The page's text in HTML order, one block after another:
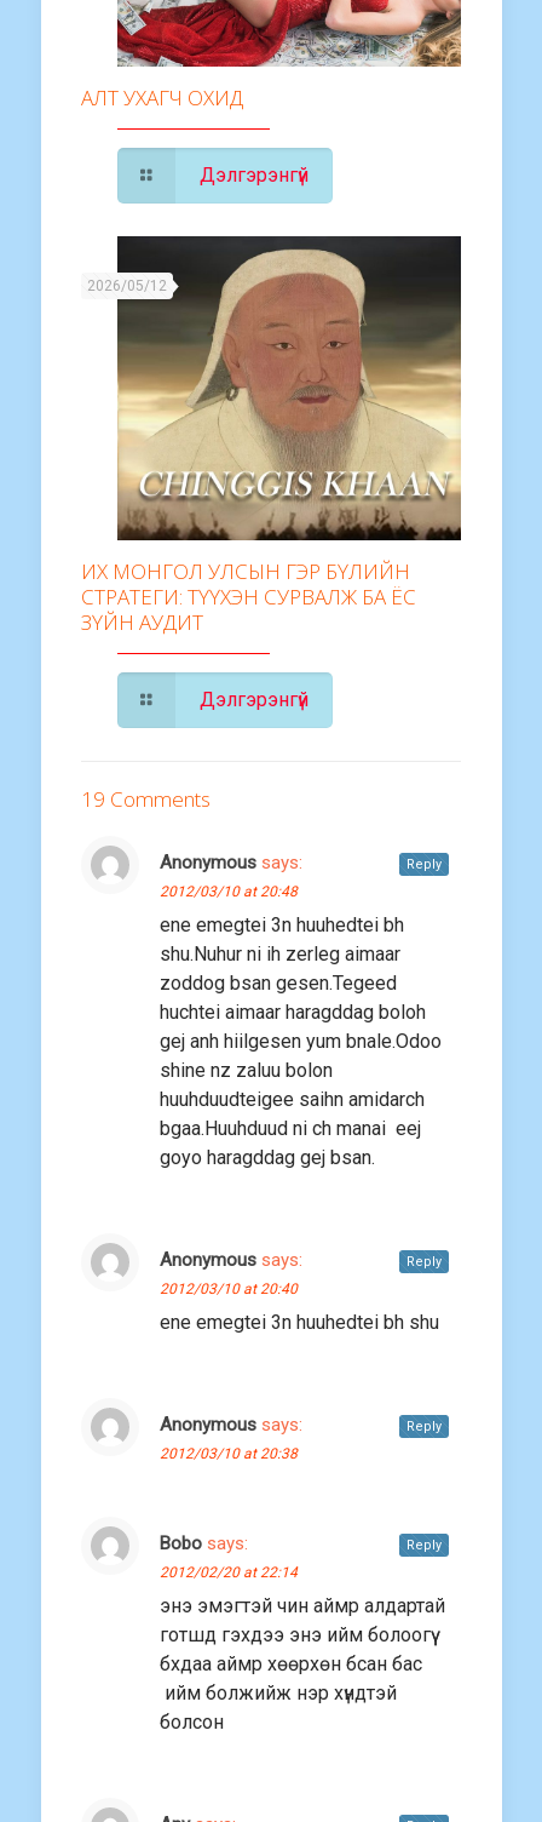
АЛТ УХАГЧ ОХИД
Дэлгэрэнгүй
2026/05/12
ИХ МОНГОЛ УЛСЫН ГЭР БҮЛИЙН
СТРАТЕГИ: ТҮҮХЭН СУРВАЛЖ БА ЁС
ЗҮЙН АУДИТ
Дэлгэрэнгүй
19 Comments
Anonymous says:
2012/03/10 at 20:48
ene emegtei 3n huuhedtei bh
shu.Nuhur ni ih zerleg aimaar
zoddog bsan gesen.Tegeed
huchtei aimaar haragddag boloh
gej anh hiilgesen yum bnale.Odoo
shine nz zaluu bolon
huuhduudteigee saihn amidarch
bgaa.Huuhduud ni ch manai eej
goyo haragddag gej bsan.
Reply
Anonymous says:
2012/03/10 at 20:40
ene emegtei 3n huuhedtei bh shu
Reply
Anonymous says:
2012/03/10 at 20:38
Reply
Bobo says:
2012/02/20 at 22:14
энэ эмэгтэй чин аймр алдартай
готшд гэхдээ энэ ийм болоогүү
бхдаа аймр хөөрхөн бсан бас
ийм болжийж нэр хүндтэй
болсон
Reply